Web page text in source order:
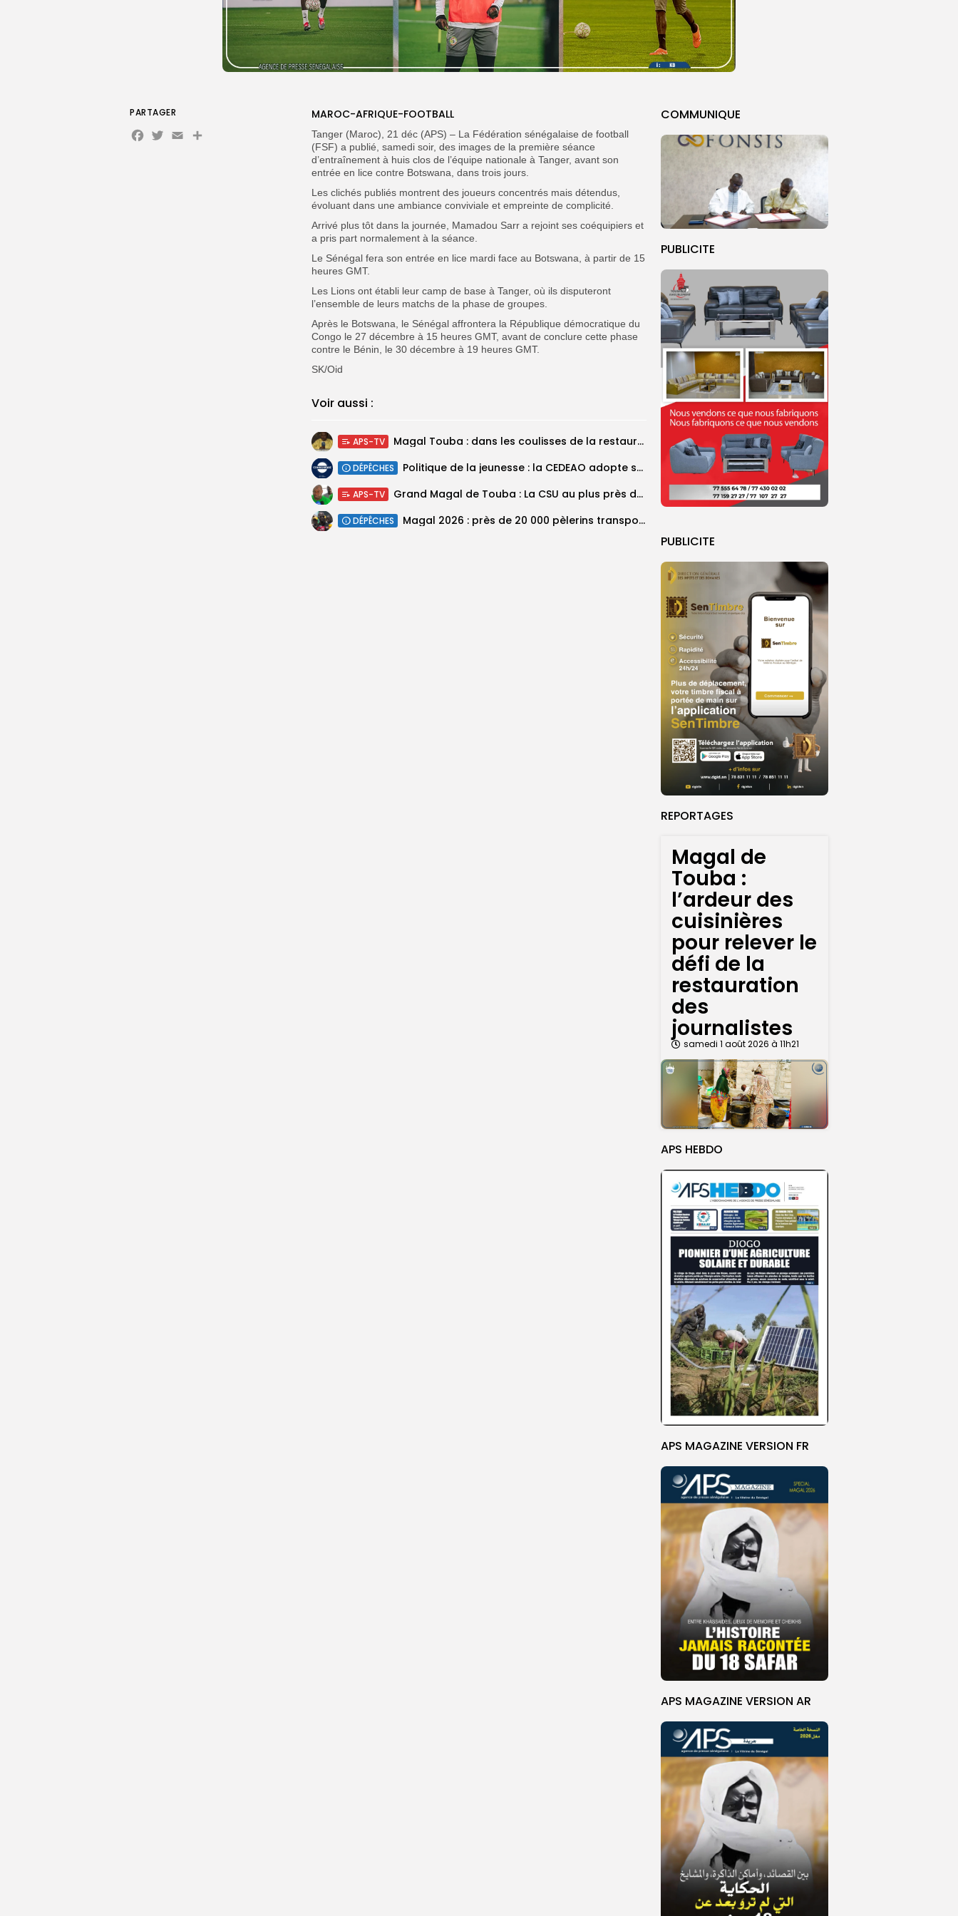
COMMUNIQUE
PUBLICITE
PUBLICITE
REPORTAGES
Magal de
Touba :
l’ardeur des
cuisinières
pour relever le
défi de la
restauration
des
journalistes
samedi 1 août 2026 à 11h21
APS HEBDO
APS MAGAZINE VERSION FR
APS MAGAZINE VERSION AR
MAROC-AFRIQUE-FOOTBALL
Tanger (Maroc), 21 déc (APS) – La Fédération sénégalaise de football
(FSF) a publié, samedi soir, des images de la première séance
d’entraînement à huis clos de l’équipe nationale à Tanger, avant son
entrée en lice contre Botswana, dans trois jours.
‎Les clichés publiés montrent des joueurs concentrés mais détendus,
évoluant dans une ambiance conviviale et empreinte de complicité.
‎Arrivé plus tôt dans la journée, Mamadou Sarr a rejoint ses coéquipiers et
a pris part normalement à la séance.
‎Le Sénégal fera son entrée en lice mardi face au Botswana, à partir de 15
heures GMT.
Les Lions ont établi leur camp de base à Tanger, où ils disputeront
l’ensemble de leurs matchs de la phase de groupes.
Après le Botswana, le Sénégal affrontera la République démocratique du
Congo le 27 décembre à 15 heures GMT, avant de conclure cette phase
contre le Bénin, le 30 décembre à 19 heures GMT.
SK/Oid
Voir aussi :
APS-TV Magal Touba : dans les coulisses de la restauration de la presse...
DÉPÊCHES Politique de la jeunesse : la CEDEAO adopte son plan d’actions stratégiques...
APS-TV Grand Magal de Touba : La CSU au plus près des pèlerins
DÉPÊCHES Magal 2026 : près de 20 000 pèlerins transportés vers Touba en...
PARTAGER
Facebook
Twitter
EmailPartager